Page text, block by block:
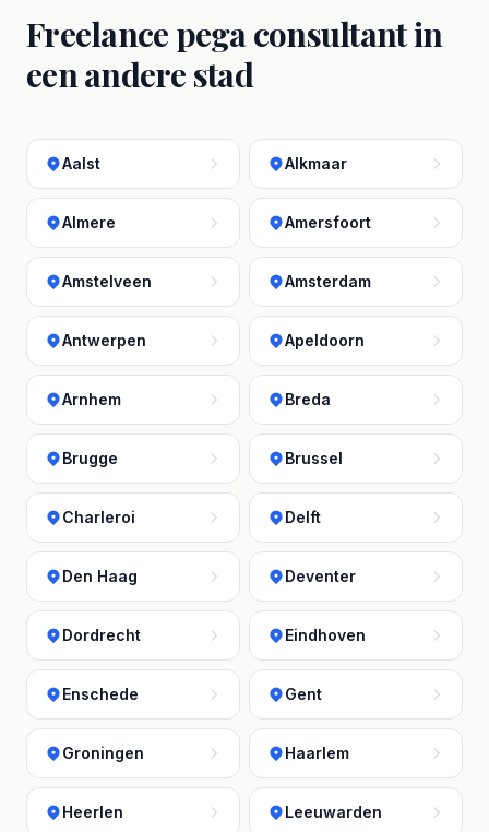
Freelance pega consultant in
een andere stad
Aalst Alkmaar
Almere Amersfoort
Amstelveen Amsterdam
Antwerpen Apeldoorn
Arnhem Breda
Brugge Brussel
Charleroi Delft
Den Haag Deventer
Dordrecht Eindhoven
Enschede Gent
Groningen Haarlem
Heerlen Leeuwarden